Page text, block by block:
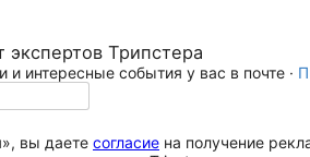
экспертов Трипстера
интересные события у вас в почте ·
вы даете согласие на получение